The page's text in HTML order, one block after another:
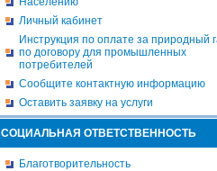
Личный кабинет
Инструкция по оплате за природный
по договору для промышленных
потребителей
Сообщите контактную информацию
Оставить заявку на услуги
СОЦИАЛЬНАЯ ОТВЕТСТВЕННОСТЬ
Благотворительность